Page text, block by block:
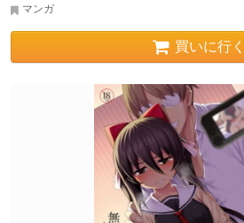
マンガ
買いに行く